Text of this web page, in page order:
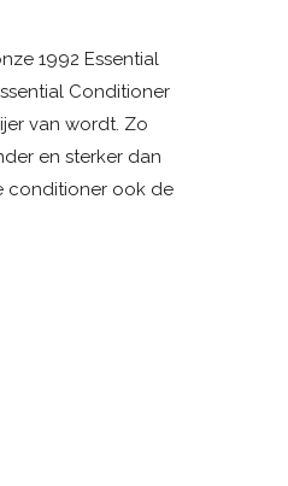
1992 Essential
Conditioner
van wordt. Zo
en sterker dan
conditioner ook de